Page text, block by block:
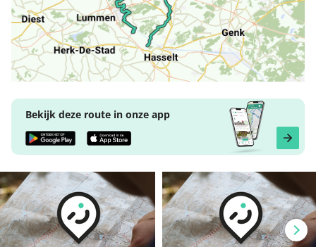
Bekijk deze route in onze app